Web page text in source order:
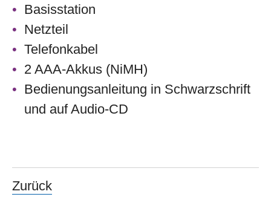
Basisstation
Netzteil
Telefonkabel
2 AAA-Akkus (NiMH)
Bedienungsanleitung in Schwarzschrift
und auf Audio-CD
Zurück